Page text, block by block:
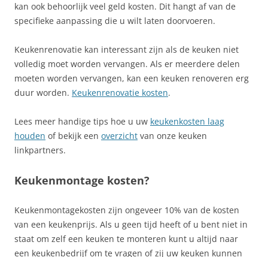
kan ook behoorlijk veel geld kosten. Dit hangt af van de
specifieke aanpassing die u wilt laten doorvoeren.
Keukenrenovatie kan interessant zijn als de keuken niet
volledig moet worden vervangen. Als er meerdere delen
moeten worden vervangen, kan een keuken renoveren erg
duur worden. Keukenrenovatie kosten.
Lees meer handige tips hoe u uw keukenkosten laag
houden of bekijk een overzicht van onze keuken
linkpartners.
Keukenmontage kosten?
Keukenmontagekosten zijn ongeveer 10% van de kosten
van een keukenprijs. Als u geen tijd heeft of u bent niet in
staat om zelf een keuken te monteren kunt u altijd naar
een keukenbedrijf om te vragen of zij uw keuken kunnen